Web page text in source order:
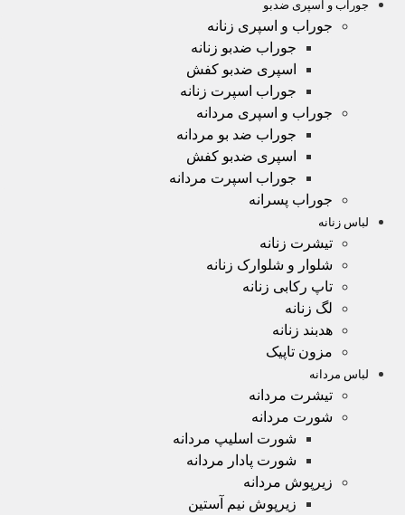
جوراب و اسپری ضدبو
جوراب و اسپری زنانه
جوراب ضدبو زنانه
اسپری ضدبو کفش
جوراب اسپرت زنانه
جوراب و اسپری مردانه
جوراب ضد بو مردانه
اسپری ضدبو کفش
جوراب اسپرت مردانه
جوراب پسرانه
لباس زنانه
تیشرت زنانه
شلوار و شلوارک زنانه
تاپ رکابی زنانه
لگ زنانه
هدبند زنانه
مزون تاپیک
لباس مردانه
تیشرت مردانه
شورت مردانه
شورت اسلیپ مردانه
شورت پادار مردانه
زیرپوش مردانه
زیرپوش نیم آستین